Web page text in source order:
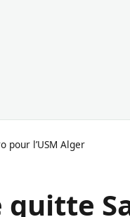
pour l’USM Alger